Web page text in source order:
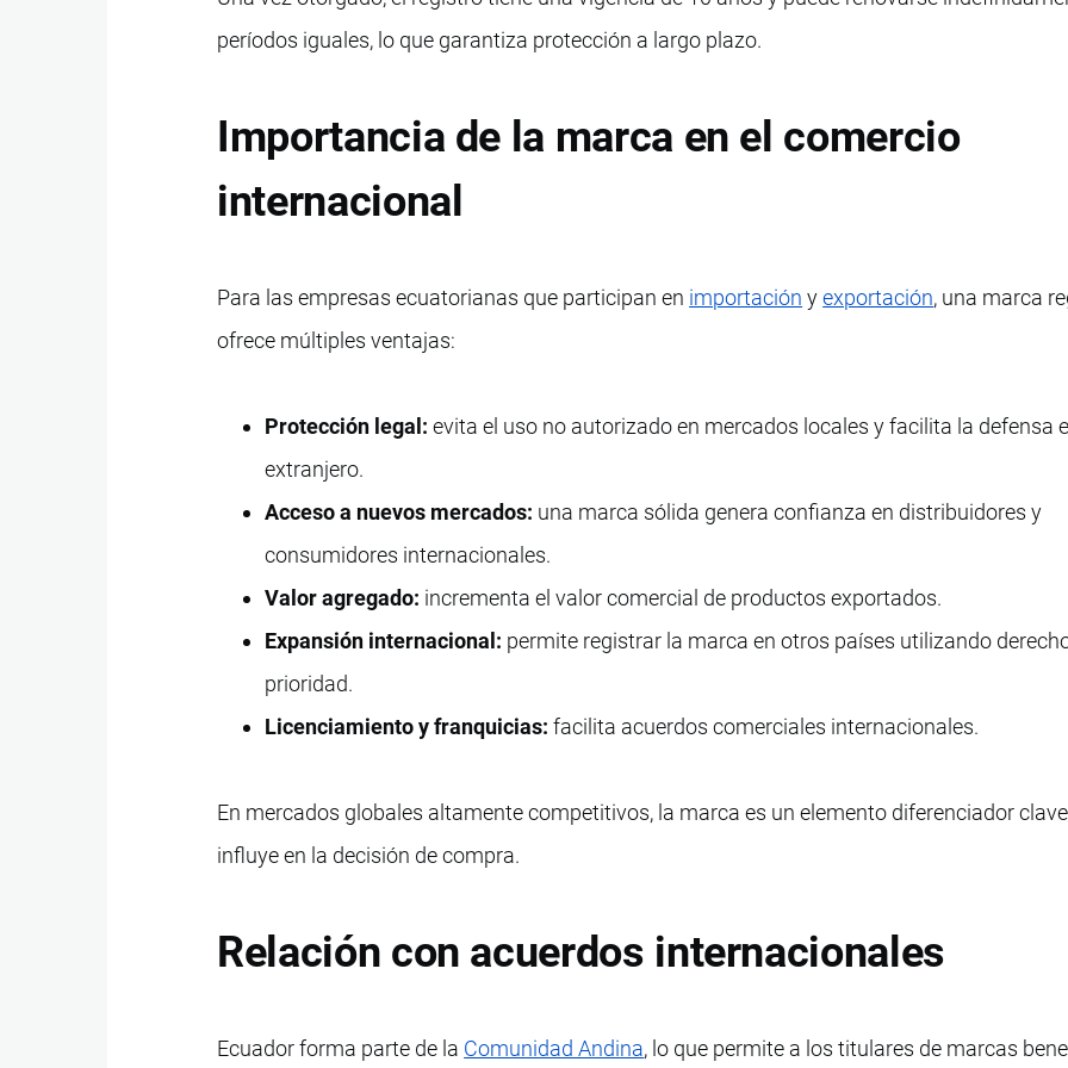
períodos iguales, lo que garantiza protección a largo plazo.
Importancia de la marca en el comercio
internacional
Para las empresas ecuatorianas que participan en importación yexportación, una marca
ofrece múltiples ventajas:
Protección legal: evita el uso no autorizado en mercados locales y facilita la defensa
extranjero.
Acceso a nuevos mercados: una marca sólida genera confianza en distribuidores y
consumidores internacionales.
Valor agregado: incrementa el valor comercial de productos exportados.
Expansión internacional: permite registrar la marca en otros países utilizando
prioridad.
Licenciamiento y franquicias: facilita acuerdos comerciales internacionales.
En mercados globales altamente competitivos, la marca es un elemento diferenciador
influye en la decisión de compra.
Relación con acuerdos internacionales
Ecuador forma parte de la Comunidad Andina, lo que permite a los titulares de marcas